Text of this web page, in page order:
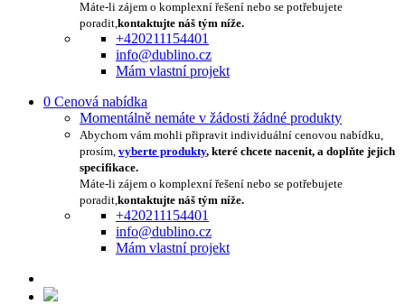
Máte-li zájem o komplexní řešení nebo se potřebujete
poradit,kontaktujte náš tým níže.
+420211154401
info@dublino.cz
Mám vlastní projekt
0 Cenová nabídka
Momentálně nemáte v žádosti žádné produkty
Abychom vám mohli připravit individuální cenovou nabídku,
prosím, vyberte produkty, které chcete nacenit, a doplňte jejich
specifikace.
Máte-li zájem o komplexní řešení nebo se potřebujete
poradit,kontaktujte náš tým níže.
+420211154401
info@dublino.cz
Mám vlastní projekt